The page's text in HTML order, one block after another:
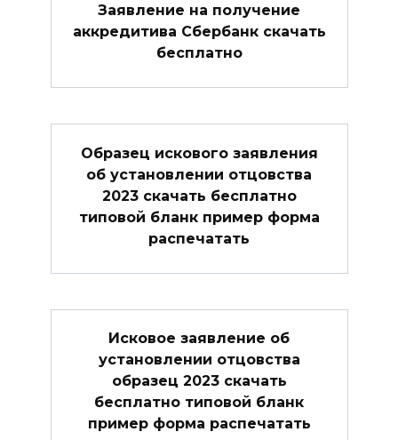
Заявление на получение
аккредитива Сбербанк скачать
бесплатно
Образец искового заявления
об установлении отцовства
2023 скачать бесплатно
типовой бланк пример форма
распечатать
Исковое заявление об
установлении отцовства
образец 2023 скачать
бесплатно типовой бланк
пример форма распечатать